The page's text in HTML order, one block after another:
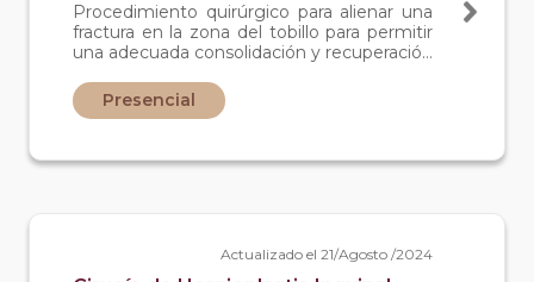
Procedimiento quirúrgico para alienar una
fractura en la zona del tobillo para permitir
una adecuada consolidación y recuperación
Presencial
Actualizado el 21/Agosto /2024